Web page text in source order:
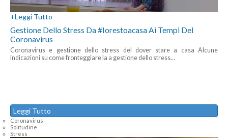
+Leggi Tutto
Gestione Dello Stress Da #iorestoacasa Ai Tempi Del
Coronavirus
Coronavirus e gestione dello stress del dover stare a casa Alcune
indicazioni su come fronteggiare la a gestione dello stress…
Leggi Tutto
Coronavirus
Solitudine
Stress